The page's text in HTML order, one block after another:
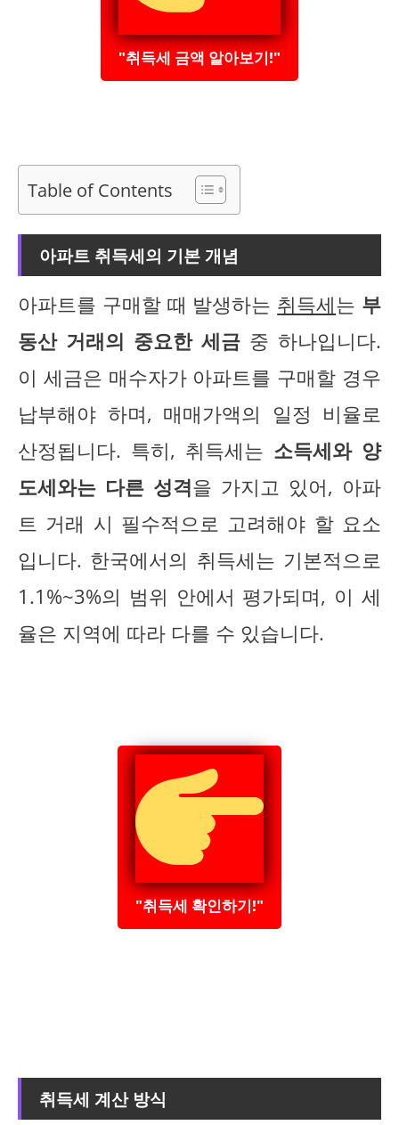
"취득세 금액 알아보기!"
Table of Contents
아파트 취득세의 기본 개념
아파트를 구매할 때 발생하는 취득세는 부
동산 거래의 중요한 세금 중 하나입니다.
이 세금은 매수자가 아파트를 구매할 경우
납부해야 하며, 매매가액의 일정 비율로
산정됩니다. 특히, 취득세는 소득세와 양
도세와는 다른 성격을 가지고 있어, 아파
트 거래 시 필수적으로 고려해야 할 요소
입니다. 한국에서의 취득세는 기본적으로
1.1%~3%의 범위 안에서 평가되며, 이 세
율은 지역에 따라 다를 수 있습니다.
"취득세 확인하기!"
취득세 계산 방식